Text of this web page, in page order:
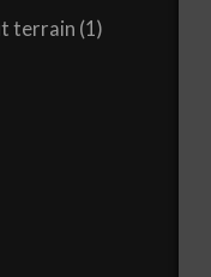
terrain (1)